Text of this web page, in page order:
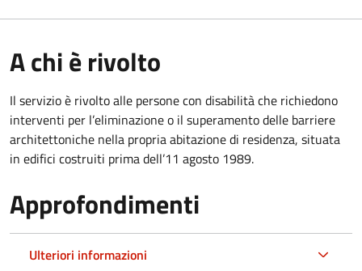
A chi è rivolto
Il servizio è rivolto alle persone con disabilità che richiedono
interventi per l’eliminazione o il superamento delle barriere
architettoniche nella propria abitazione di residenza, situata
in edifici costruiti prima dell’11 agosto 1989.
Approfondimenti
Ulteriori informazioni